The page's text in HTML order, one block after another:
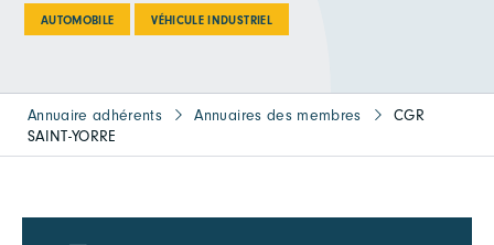
AUTOMOBILE VÉHICULE INDUSTRIEL
Annuaire adhérents Annuaires des membres
CGR
SAINT-YORRE